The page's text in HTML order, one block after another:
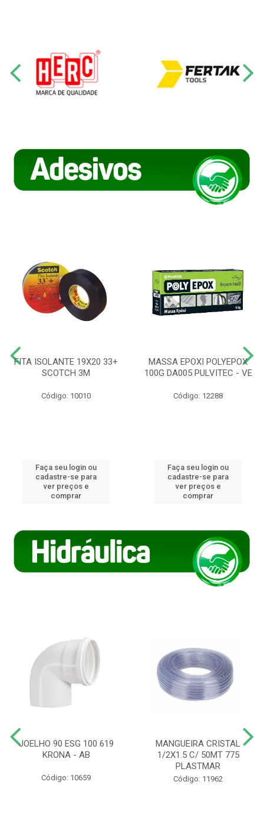
FITA ISOLANTE 19X20 33+
SCOTCH 3M
Código: 10010
Faça seu login ou
cadastre-se para
ver preços e
comprar
MASSA EPOXI POLYEPOX
100G DA005 PULVITEC - VE
Código: 12288
Faça seu login ou
cadastre-se para
ver preços e
comprar
JOELHO 90 ESG 100 619
KRONA - AB
Código: 10659
MANGUEIRA CRISTAL
1/2X1.5 C/ 50MT 775
PLASTMAR
Código: 11962